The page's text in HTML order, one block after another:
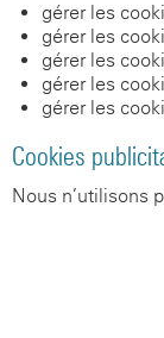
gérer les
gérer les
gérer les
gérer les
gérer les
Cookies
Nous n’utilisons